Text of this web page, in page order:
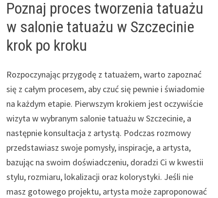
Poznaj proces tworzenia tatuażu
w salonie tatuażu w Szczecinie
krok po kroku
Rozpoczynając przygodę z tatuażem, warto zapoznać
się z całym procesem, aby czuć się pewnie i świadomie
na każdym etapie. Pierwszym krokiem jest oczywiście
wizyta w wybranym salonie tatuażu w Szczecinie, a
następnie konsultacja z artystą. Podczas rozmowy
przedstawiasz swoje pomysły, inspiracje, a artysta,
bazując na swoim doświadczeniu, doradzi Ci w kwestii
stylu, rozmiaru, lokalizacji oraz kolorystyki. Jeśli nie
masz gotowego projektu, artysta może zaproponować